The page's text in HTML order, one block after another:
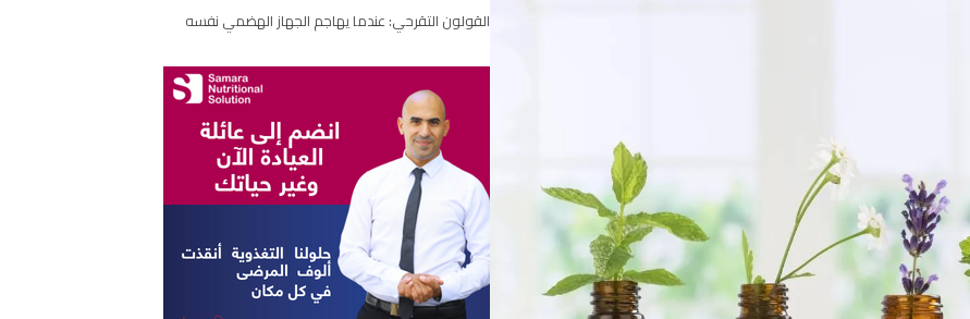
القولون التقرحي: عندما يهاجم الجهاز الهضمي نفسه